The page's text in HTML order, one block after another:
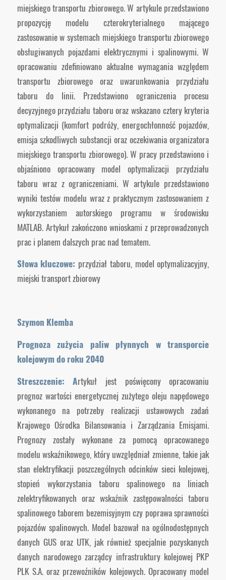
miejskiego transportu zbiorowego. W artykule przedstawiono
propozycję modelu czterokryterialnego mającego
zastosowanie w systemach miejskiego transportu zbiorowego
obsługiwanych pojazdami elektrycznymi i spalinowymi. W
opracowaniu zdefiniowano aktualne wymagania względem
transportu zbiorowego oraz uwarunkowania przydziału
taboru do linii. Przedstawiono ograniczenia procesu
decyzyjnego przydziału taboru oraz wskazano cztery kryteria
optymalizacji (komfort podróży, energochłonność pojazdów,
emisja szkodliwych substancji oraz oczekiwania organizatora
miejskiego transportu zbiorowego). W pracy przedstawiono i
objaśniono opracowany model optymalizacji przydziału
taboru wraz z ograniczeniami. W artykule przedstawiono
wyniki testów modelu wraz z praktycznym zastosowaniem z
wykorzystaniem autorskiego programu w środowisku
MATLAB. Artykuł zakończono wnioskami z przeprowadzonych
prac i planem dalszych prac nad tematem.
Słowa kluczowe: przydział taboru, model optymalizacyjny,
miejski transport zbiorowy
Szymon Klemba
Prognoza zużycia paliw płynnych w transporcie
kolejowym do roku 2040
Streszczenie: Artykuł jest poświęcony opracowaniu
prognoz wartości energetycznej zużytego oleju napędowego
wykonanego na potrzeby realizacji ustawowych zadań
Krajowego Ośrodka Bilansowania i Zarządzania Emisjami.
Prognozy zostały wykonane za pomocą opracowanego
modelu wskaźnikowego, który uwzględniał zmienne, takie jak
stan elektryfikacji poszczególnych odcinków sieci kolejowej,
stopień wykorzystania taboru spalinowego na liniach
zelektryfikowanych oraz wskaźnik zastępowalności taboru
spalinowego taborem bezemisyjnym czy poprawa sprawności
pojazdów spalinowych. Model bazował na ogólnodostępnych
danych GUS oraz UTK, jak również specjalnie pozyskanych
danych narodowego zarządcy infrastruktury kolejowej PKP
PLK S.A. oraz przewoźników kolejowych. Opracowany model